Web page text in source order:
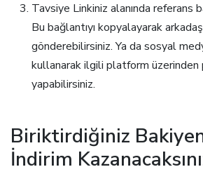
Tavsiye Linkiniz alanında referans
Bu bağlantıyı kopyalayarak
gönderebilirsiniz. Ya da sosyal
kullanarak ilgili platform üzerinden
yapabilirsiniz.
Biriktirdiğiniz
İndirim